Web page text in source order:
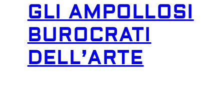
GLI AMPOLLOSI
BUROCRATI
DELL’ARTE